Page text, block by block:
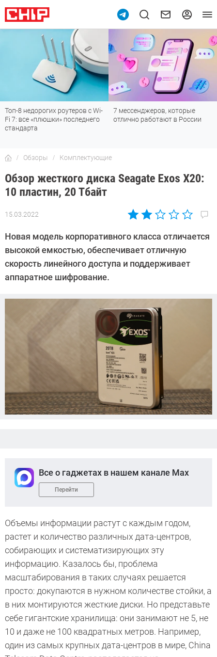
Топ-8 недорогих роутеров с Wi-
Fi 7: все «плюшки» последнего
стандарта
7 мессенджеров, которые
отлично работают в России
Обзоры Комплектующие
Обзор жесткого диска Seagate Exos X20:
10 пластин, 20 Тбайт
15.03.2022
Автор:
Новая модель корпоративного класса отличается
высокой емкостью, обеспечивает отличную
скорость линейного доступа и поддерживает
аппаратное шифрование.
Все о гаджетах в нашем канале Max
Перейти
Объемы информации растут с каждым годом,
растет и количество различных дата-центров,
собирающих и систематизирующих эту
информацию. Казалось бы, проблема
масштабирования в таких случаях решается
просто: докупаются в нужном количестве стойки, а
в них монтируются жесткие диски. Но представьте
себе гигантские хранилища: они занимают не 5, не
10 и даже не 100 квадратных метров. Например,
один из самых крупных дата-центров в мире, China